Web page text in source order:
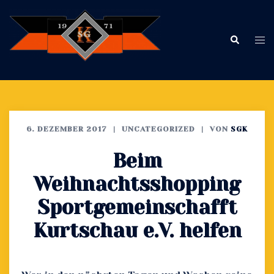
Inhalt
springen
Suche
6. DEZEMBER 2017 UNCATEGORIZED VON SGK
Beim
Weihnachtsshopping
Sportgemeinschafft
Kurtschau e.V. helfen